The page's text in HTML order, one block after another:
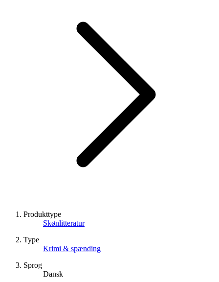
Produkttype
Skønlitteratur
Type
Krimi & spænding
Sprog
Dansk